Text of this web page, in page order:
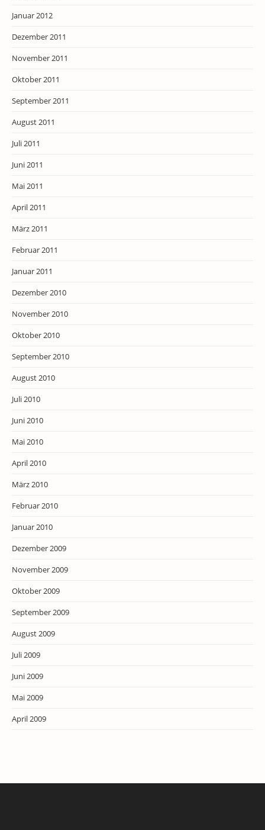
Januar 2012
Dezember 2011
November 2011
Oktober 2011
September 2011
August 2011
Juli 2011
Juni 2011
Mai 2011
April 2011
März 2011
Februar 2011
Januar 2011
Dezember 2010
November 2010
Oktober 2010
September 2010
August 2010
Juli 2010
Juni 2010
Mai 2010
April 2010
März 2010
Februar 2010
Januar 2010
Dezember 2009
November 2009
Oktober 2009
September 2009
August 2009
Juli 2009
Juni 2009
Mai 2009
April 2009